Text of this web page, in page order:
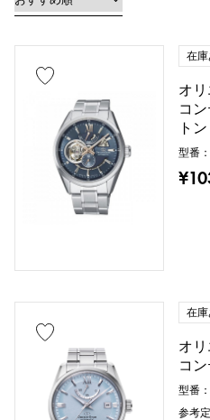
円形（ラウンド）
八角形（オクタゴン）
クッション型（クッシ
その他
ピンクゴールド ホ
プラチナ レッド
ローズゴールド カ
在庫
オ
コ
ト
型番
在庫
オ
コ
型番
参考